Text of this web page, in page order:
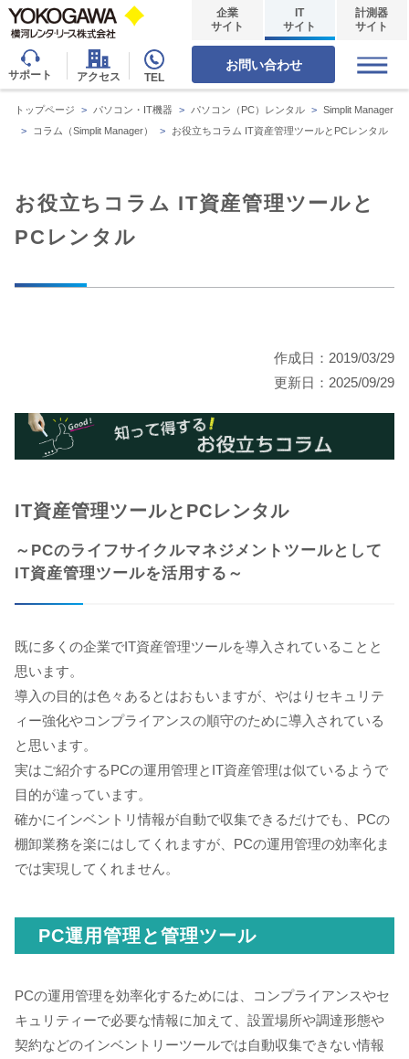
サポート アクセス TEL
企業
サイト
IT
サイト
計測器
サイト
お問い合わせ
トップページ > パソコン・IT機器 > パソコン（PC）レンタル > Simplit Manager
>
コラム（Simplit Manager） > お役立ちコラム IT資産管理ツールとPCレンタル
お役立ちコラム IT資産管理ツールと
PCレンタル
作成日：2019/03/29
更新日：2025/09/29
IT資産管理ツールとPCレンタル
～PCのライフサイクルマネジメントツールとして
IT資産管理ツールを活用する～
既に多くの企業でIT資産管理ツールを導入されていることと
思います。
導入の目的は色々あるとはおもいますが、やはりセキュリテ
ィー強化やコンプライアンスの順守のために導入されている
と思います。
実はご紹介するPCの運用管理とIT資産管理は似ているようで
目的が違っています。
確かにインベントリ情報が自動で収集できるだけでも、PCの
棚卸業務を楽にはしてくれますが、PCの運用管理の効率化ま
では実現してくれません。
PC運用管理と管理ツール
PCの運用管理を効率化するためには、コンプライアンスやセ
キュリティーで必要な情報に加えて、設置場所や調達形態や
契約などのインベントリーツールでは自動収集できない情報